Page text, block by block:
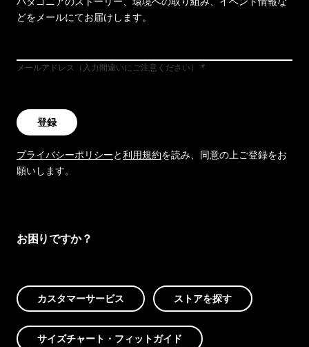
どをメールにてお届けします。
メールアドレス（入力間違いにご注意ください）
登録
プライバシーポリシーと利用規約を読み、同意の上ご登録をお
願いします。
お困りですか？
カスタマーサービス ストアを探す
サイズチャート・フィットガイド